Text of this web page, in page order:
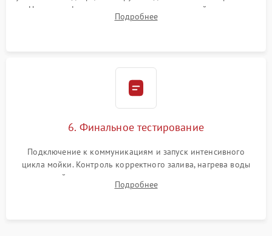
Надежная фиксация хомутов гидравлической системы,
сборка корпуса и установка датчика поплавка.
Подробнее
6. Финальное тестирование
Подключение к коммуникациям и запуск интенсивного
цикла мойки. Контроль корректного залива, нагрева воды
до нужной температуры, отсутствия посторонних шумов,
штатного слива и абсолютной сухости в поддоне.
Подробнее